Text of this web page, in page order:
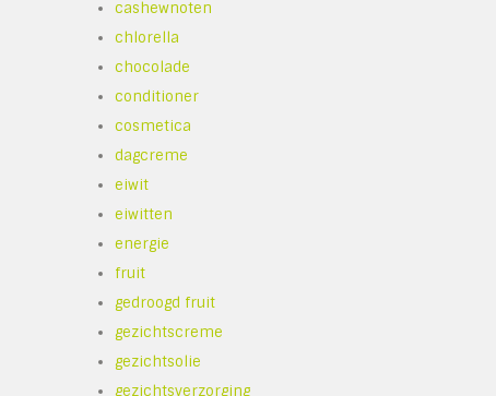
cashewnoten
chlorella
chocolade
conditioner
cosmetica
dagcreme
eiwit
eiwitten
energie
fruit
gedroogd fruit
gezichtscreme
gezichtsolie
gezichtsverzorging